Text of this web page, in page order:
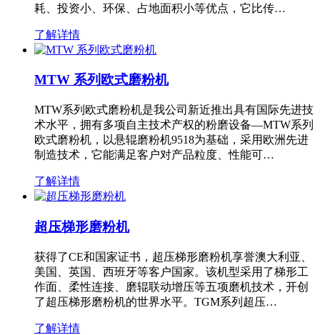
耗、投资小、环保、占地面积小等优点，它比传…
了解详情
MTW 系列欧式磨粉机
MTW系列欧式磨粉机是我公司新近推出具有国际先进技
术水平，拥有多项自主技术产权的粉磨设备—MTW系列
欧式磨粉机，以悬辊磨粉机9518为基础，采用欧洲先进
制造技术，它能满足客户对产品粒度、性能可…
了解详情
超压梯形磨粉机
获得了CE和国家证书，超压梯形磨粉机享誉澳大利亚、
美国、英国、西班牙等客户国家。该机型采用了梯形工
作面、柔性连接、磨辊联动增压等五项磨机技术，开创
了超压梯形磨粉机的世界水平。TGM系列超压…
了解详情